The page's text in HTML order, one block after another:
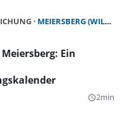
MEIERSBERG (WILHERMSDORF)
Ein
query_builder2min